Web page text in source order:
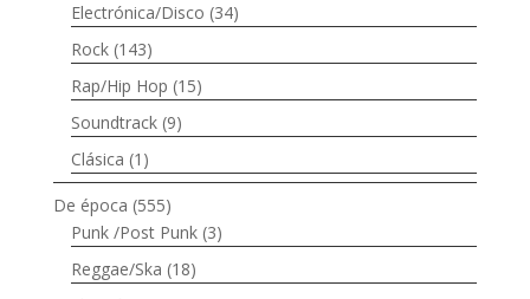
Electrónica/Disco (34)
Rock (143)
Rap/Hip Hop (15)
Soundtrack (9)
Clásica (1)
De época (555)
Punk /Post Punk (3)
Reggae/Ska (18)